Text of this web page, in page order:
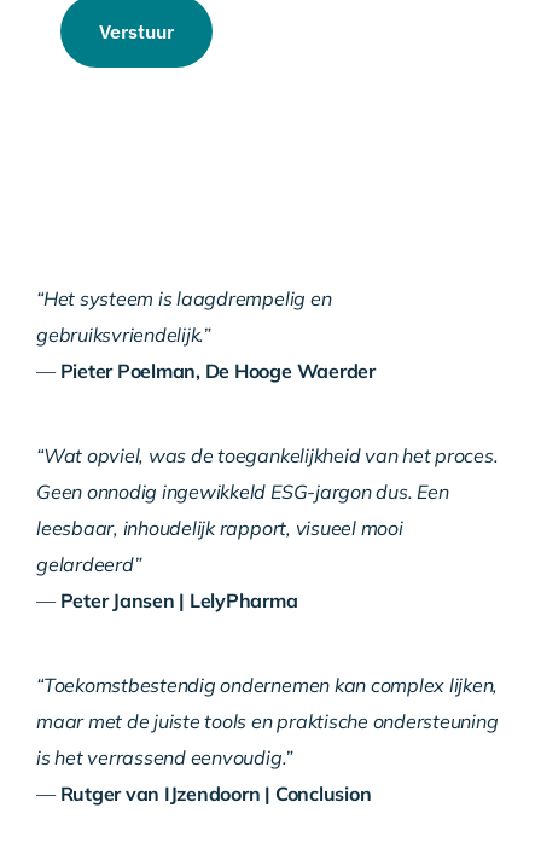
Verstuur
“Het systeem is laagdrempelig en
gebruiksvriendelijk.”
— Pieter Poelman, De Hooge Waerder
“Wat opviel, was de toegankelijkheid van het proces.
Geen onnodig ingewikkeld ESG-jargon dus. Een
leesbaar, inhoudelijk rapport, visueel mooi
gelardeerd”
— Peter Jansen | LelyPharma
“Toekomstbestendig ondernemen kan complex lijken,
maar met de juiste tools en praktische ondersteuning
is het verrassend eenvoudig.”
— Rutger van IJzendoorn | Conclusion